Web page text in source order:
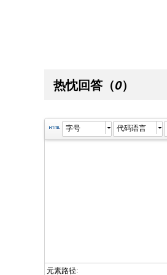
热忱回答 （0）
字号 代码语言
元素路径: